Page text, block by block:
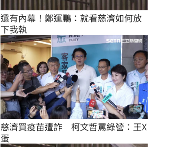
還有內幕！鄭運鵬：就看慈濟如何放
下我執
慈濟買疫苗遭詐　柯文哲罵綠營：王X
蛋